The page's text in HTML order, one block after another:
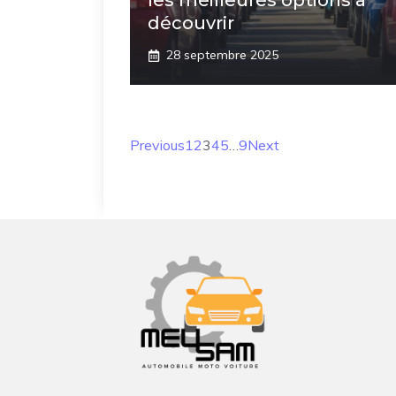
découvrir
28 septembre 2025
Previous12345…9Next